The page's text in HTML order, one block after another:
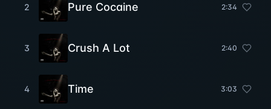
2 Pure Cocaine 2:34
3 Crush A Lot 2:40
4 Time 3:03